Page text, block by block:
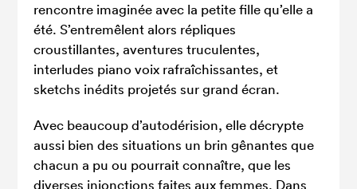
rencontre imaginée avec la petite fille qu’elle a
été. S’entremêlent alors répliques
croustillantes, aventures truculentes,
interludes piano voix rafraîchissantes, et
sketchs inédits projetés sur grand écran.
Avec beaucoup d’autodérision, elle décrypte
aussi bien des situations un brin gênantes que
chacun a pu ou pourrait connaître, que les
diverses injonctions faites aux femmes. Dans